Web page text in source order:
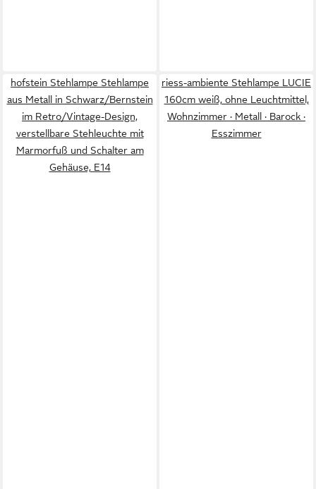
hofstein Stehlampe Stehlampe
aus Metall in Schwarz/Bernstein
im Retro/Vintage-Design,
verstellbare Stehleuchte mit
Marmorfuß und Schalter am
Gehäuse, E14
riess-ambiente Stehlampe LUCIE
160cm weiß, ohne Leuchtmittel,
Wohnzimmer · Metall · Barock ·
Esszimmer